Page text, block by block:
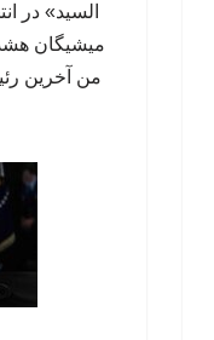
السید» در
میشیگان
من آخرین